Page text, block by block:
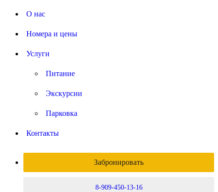
О нас
Номера и цены
Услуги
Питание
Экскурсии
Парковка
Контакты
Забронировать
8-909-450-13-16